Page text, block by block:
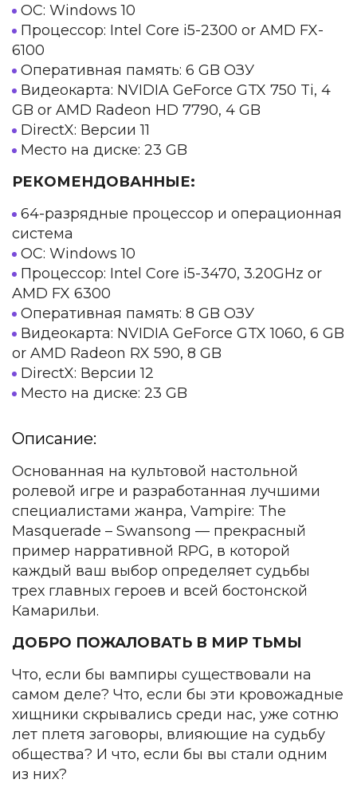
ОС: Windows 10
Процессор: Intel Core i5-2300 or AMD FX-
6100
Оперативная память: 6 GB ОЗУ
Видеокарта: NVIDIA GeForce GTX 750 Ti, 4
GB or AMD Radeon HD 7790, 4 GB
DirectX: Версии 11
Место на диске: 23 GB
РЕКОМЕНДОВАННЫЕ:
64-разрядные процессор и операционная
система
ОС: Windows 10
Процессор: Intel Core i5-3470, 3.20GHz or
AMD FX 6300
Оперативная память: 8 GB ОЗУ
Видеокарта: NVIDIA GeForce GTX 1060, 6 GB
or AMD Radeon RX 590, 8 GB
DirectX: Версии 12
Место на диске: 23 GB
Описание:
Основанная на культовой настольной
ролевой игре и разработанная лучшими
специалистами жанра, Vampire: The
Masquerade – Swansong — прекрасный
пример нарративной RPG, в которой
каждый ваш выбор определяет судьбы
трех главных героев и всей бостонской
Камарильи.
ДОБРО ПОЖАЛОВАТЬ В МИР ТЬМЫ
Что, если бы вампиры существовали на
самом деле? Что, если бы эти кровожадные
хищники скрывались среди нас, уже сотню
лет плетя заговоры, влияющие на судьбу
общества? И что, если бы вы стали одним
из них?